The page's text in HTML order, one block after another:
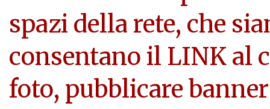
spazi della rete, che
consentano il LINK al
foto, pubblicare